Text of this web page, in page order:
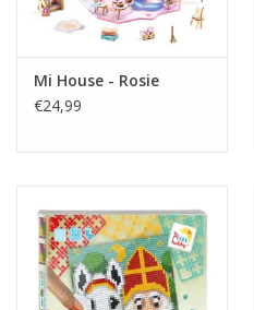
Mi House - Rosie
€24,99